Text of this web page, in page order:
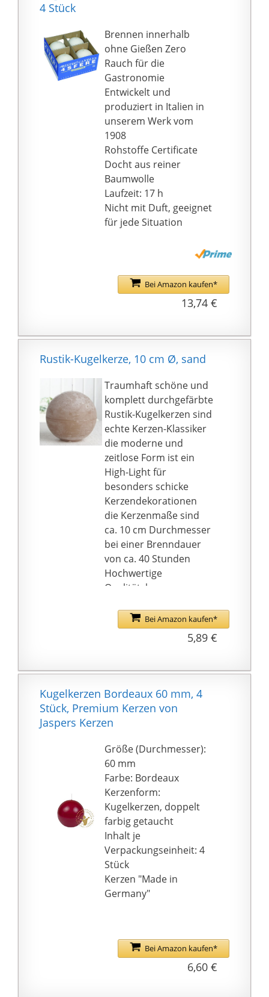
4 Stück
Brennen innerhalb
ohne Gießen Zero
Rauch für die
Gastronomie
Entwickelt und
produziert in Italien in
unserem Werk vom
1908
Rohstoffe Certificate
Docht aus reiner
Baumwolle
Laufzeit: 17 h
Nicht mit Duft, geeignet
für jede Situation
Bei Amazon kaufen*
13,74 €
Rustik-Kugelkerze, 10 cm Ø, sand
Traumhaft schöne und
komplett durchgefärbte
Rustik-Kugelkerzen sind
echte Kerzen-Klassiker
die moderne und
zeitlose Form ist ein
High-Light für
besonders schicke
Kerzendekorationen
die Kerzenmaße sind
ca. 10 cm Durchmesser
bei einer Brenndauer
von ca. 40 Stunden
Hochwertige
Qualitätskerzen aus
Produktion mit
hervorragendem
Besuchen Sie unseren
Händlershop und
entdecken Sie die große
Kerzenvielfalt zu
Bei Amazon kaufen*
5,89 €
Kugelkerzen Bordeaux 60 mm, 4
Stück, Premium Kerzen von
Jaspers Kerzen
Größe (Durchmesser):
60 mm
Farbe: Bordeaux
Kerzenform:
Kugelkerzen, doppelt
farbig getaucht
Inhalt je
Verpackungseinheit: 4
Stück
Kerzen "Made in
Germany"
Bei Amazon kaufen*
6,60 €